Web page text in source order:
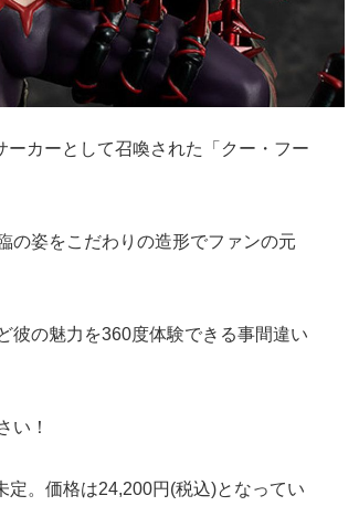
ーカーとして召喚された「クー・フー
の姿をこだわりの造形でファンの元
彼の魅力を360度体験できる事間違い
い！
。価格は24,200円(税込)となってい